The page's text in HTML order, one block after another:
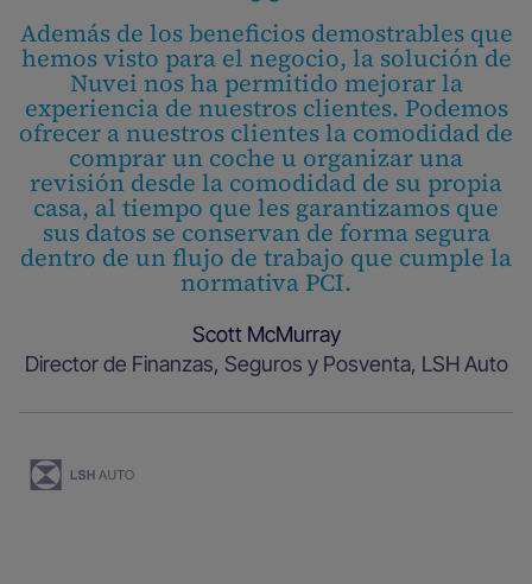
Además de los beneficios demostrables que
hemos visto para el negocio, la solución de
Nuvei nos ha permitido mejorar la
experiencia de nuestros clientes. Podemos
ofrecer a nuestros clientes la comodidad de
comprar un coche u organizar una
revisión desde la comodidad de su propia
casa, al tiempo que les garantizamos que
sus datos se conservan de forma segura
dentro de un flujo de trabajo que cumple la
normativa PCI.
Scott McMurray
Director de Finanzas, Seguros y Posventa, LSH Auto